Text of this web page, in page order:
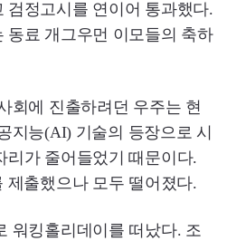
검정고시를 연이어 통과했다.
동료 개그우먼 이모들의 축하
회에 진출하려던 우주는 현
지능(AI) 기술의 등장으로 시
리가 줄어들었기 때문이다.
제출했으나 모두 떨어졌다.
워킹홀리데이를 떠났다. 조